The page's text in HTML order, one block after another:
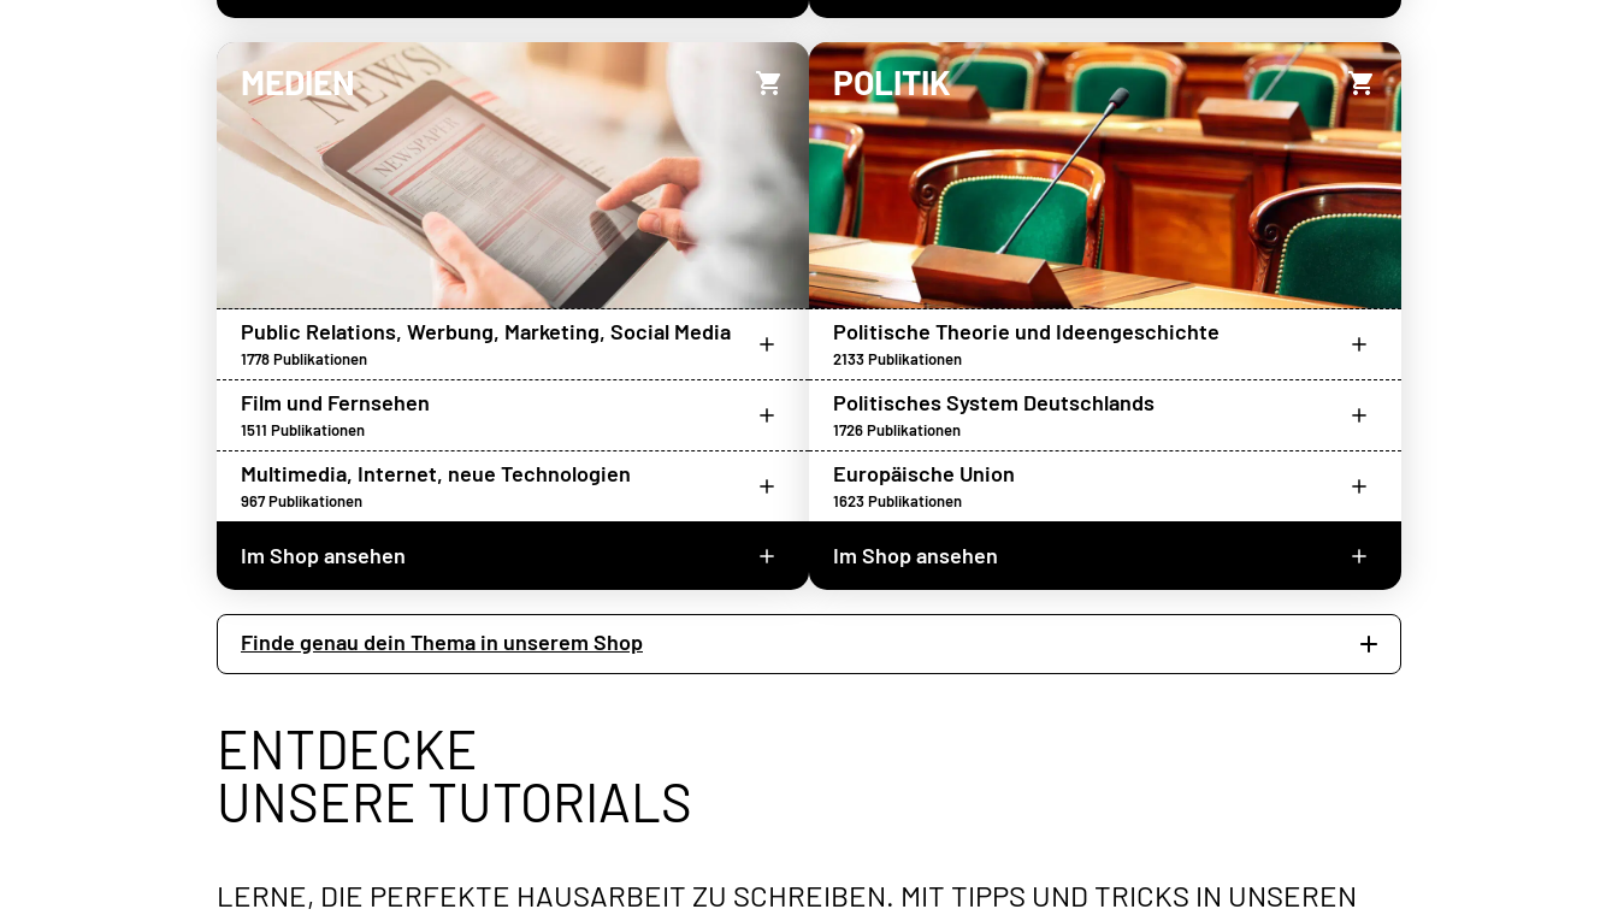
MEDIEN
Public Relations, Werbung, Marketing, Social Media
1778Publikationen
Film und Fernsehen
1511 Publikationen
Multimedia, Internet, neue Technologien
967Publikationen
Im Shop ansehen
POLITIK
Politische Theorie und Ideengeschichte
2133Publikationen
Politisches System Deutschlands
1726Publikationen
Europäische Union
1623Publikationen
Im Shop ansehen
Finde genau dein Thema in unserem Shop
ENTDECKE
UNSERE TUTORIALS
LERNE, DIE PERFEKTE HAUSARBEIT ZU SCHREIBEN. MIT TIPPS UND TRICKS IN UNSEREN